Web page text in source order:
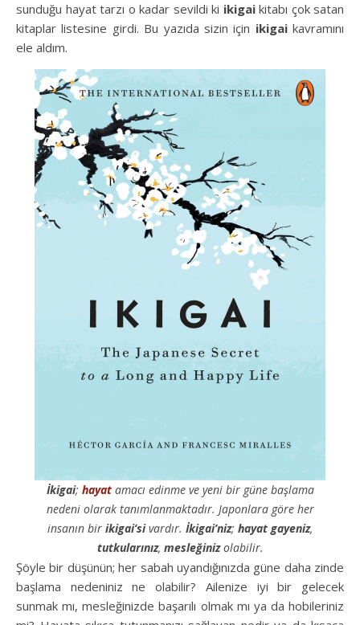
sunduğu hayat tarzı o kadar sevildi ki ikigaikitabı çok satan
kitaplar listesine girdi. Bu yazıda sizin için ikigaikavramını
ele aldım.
İkigai; hayatamacı edinme ve yeni bir güne başlama
nedeni olarak tanımlanmaktadır. Japonlara göre her
insanın bir ikigai’sivardır. İkigai’niz; hayat gayeniz,
tutkularınız, mesleğinizolabilir.
Şöyle bir düşünün; her sabah uyandığınızda güne daha zinde
başlama nedeniniz ne olabilir? Ailenize iyi bir gelecek
sunmak mı, mesleğinizde başarılı olmak mı ya da hobileriniz